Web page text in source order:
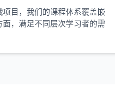
项目，我们的课程体系覆盖嵌
，满足不同层次学习者的需